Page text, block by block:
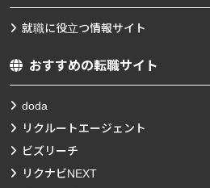
就職に役立つ情報サイト
おすすめの転職サイト
doda
リクルートエージェント
ビズリーチ
リクナビNEXT